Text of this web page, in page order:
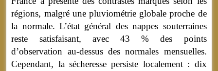
régions, malgré une pluviométrie globale proche de
la normale. L’état général des nappes souterraines
reste satisfaisant, avec 43 % des points
d’observation au-dessus des normales mensuelles.
Cependant, la sécheresse persiste localement : dix